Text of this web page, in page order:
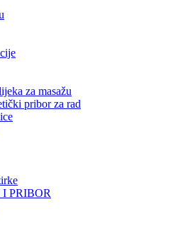
za masažu
pribor za rad
PRIBOR